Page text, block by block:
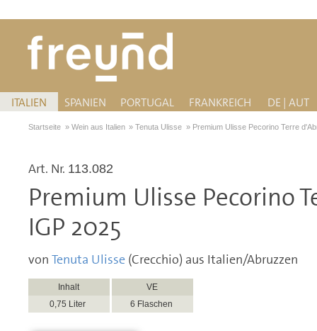
ITALIEN SPANIEN PORTUGAL FRANKREICH DE | AUT
Startseite » Wein aus Italien »Tenuta Ulisse » Premium Ulisse Pecorino Terre
Art. Nr. 113.082
Premium Ulisse Pecorino
IGP 2025
von Tenuta Ulisse (Crecchio) aus Italien/Abruzzen
Inhalt
VE
0,75 Liter
6 Flaschen